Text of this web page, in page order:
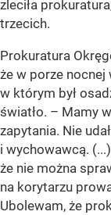
zleciła
trzecich.
Prokuratura
że w porze nocnej
w którym był
światło. – Mamy
zapytania. Nie
i wychowawcą.
że nie można
na korytarzu
Ubolewam, że